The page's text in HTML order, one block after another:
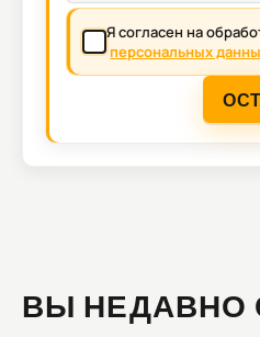
Я согласен на
персональных
ВЫ НЕДАВНО